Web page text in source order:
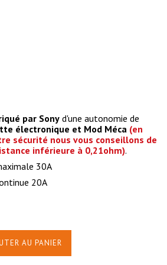
par Sony d'une autonomie de
électronique et Mod Méca (en
sécurité nous vous conseillons de
inférieure à 0,21ohm).
30A
20A
AU PANIER